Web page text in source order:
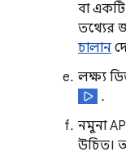
বা
তথ্যের
চালান
লক্ষ্য
.
নমুনা
উচিত।